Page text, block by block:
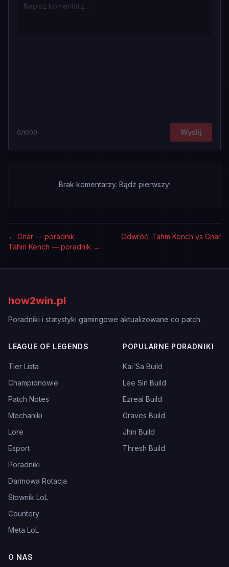
0/1000 Wyślij
Brak komentarzy. Bądź pierwszy!
← Gnar — poradnik
Odwróć: Tahm Kench vs Gnar
Tahm Kench — poradnik →
how2win.pl
Poradniki i statystyki gamingowe aktualizowane co patch.
LEAGUE OF LEGENDS
Tier Lista
Championowie
Patch Notes
Mechaniki
Lore
Esport
Poradniki
Darmowa Rotacja
Słownik LoL
Countery
Meta LoL
POPULARNE PORADNIKI
Kai'Sa Build
Lee Sin Build
Ezreal Build
Graves Build
Jhin Build
Thresh Build
O NAS